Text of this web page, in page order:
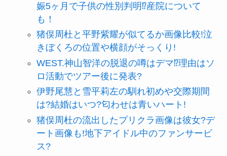
娠5ヶ月で子供の性別判明⁉産院について
も！
猪俣周杜と平野紫耀が似てるか画像比較!泣
きぼくろの位置や横顔がそっくり!
WEST.神山智洋の脱退の噂はデマ⁉理由はソ
ロ活動でツアー後に発表?
伊野尾慧と雪平莉左の馴れ初めや交際期間
は?結婚はいつ?匂わせは青いハート!
猪俣周杜の流出したプリクラ画像は彼女?デ
ート画像も!地下アイドル中のファンサービ
ス?